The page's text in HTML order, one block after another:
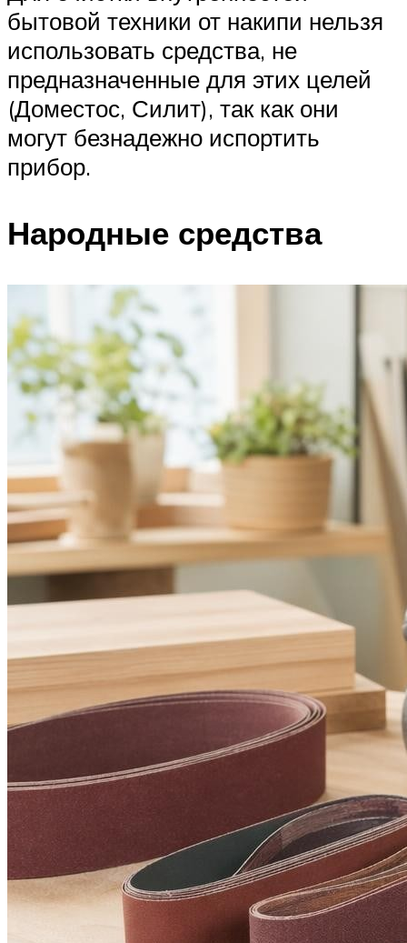
бытовой техники от накипи нельзя
использовать средства, не
предназначенные для этих целей
(Доместос, Силит), так как они
могут безнадежно испортить
прибор.
Народные средства